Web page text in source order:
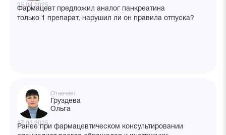
25.04.2025
Фармацевт предложил аналог панкреатина
только 1 препарат, нарушил ли он правила отпуска?
Отвечает
Груздева
Ольга
17.03.2025
Ранее при фармацевтическом консультировании